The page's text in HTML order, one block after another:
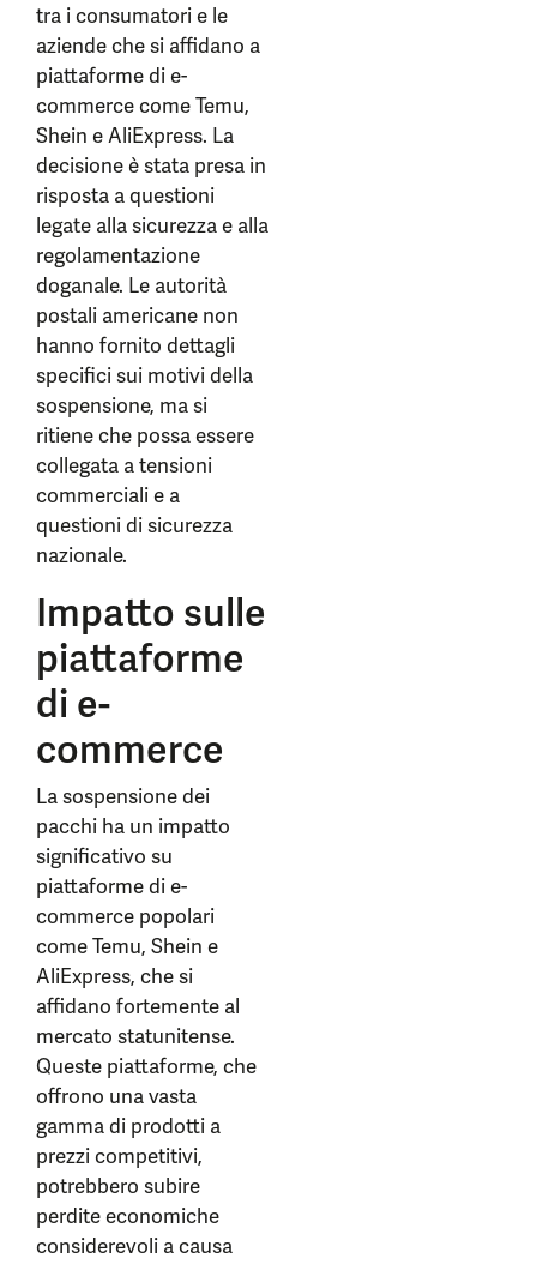
tra i consumatori e le
aziende che si affidano a
piattaforme di e-
commerce come Temu,
Shein e AliExpress. La
decisione è stata presa in
risposta a questioni
legate alla sicurezza e alla
regolamentazione
doganale. Le autorità
postali americane non
hanno fornito dettagli
specifici sui motivi della
sospensione, ma si
ritiene che possa essere
collegata a tensioni
commerciali e a
questioni di sicurezza
nazionale.
Impatto sulle
piattaforme
di e-
commerce
La sospensione dei
pacchi ha un impatto
significativo su
piattaforme di e-
commerce popolari
come Temu, Shein e
AliExpress, che si
affidano fortemente al
mercato statunitense.
Queste piattaforme, che
offrono una vasta
gamma di prodotti a
prezzi competitivi,
potrebbero subire
perdite economiche
considerevoli a causa